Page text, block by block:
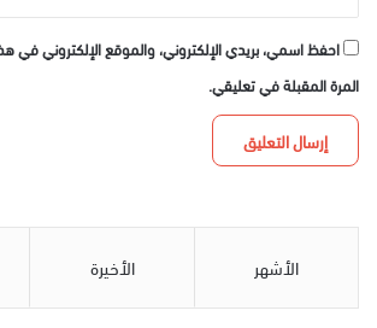
احفظ اسمي، بريدي الإلكتروني، والموقع الإلكتروني في
المرة المقبلة في تعليقي.
الأشهر الأخيرة